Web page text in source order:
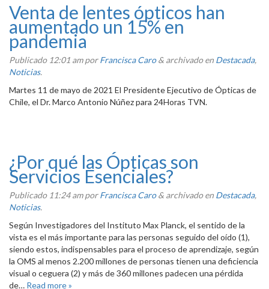
Venta de lentes ópticos han
aumentado un 15% en
pandemia
Publicado 12:01 amporFrancisca Caro & archivado en Destacada,
Noticias.
Martes 11 de mayo de 2021 El Presidente Ejecutivo de Ópticas de
Chile, el Dr. Marco Antonio Núñez para 24Horas TVN.
¿Por qué las Ópticas son
Servicios Esenciales?
Publicado 11:24 amporFrancisca Caro & archivado en Destacada,
Noticias.
Según Investigadores del Instituto Max Planck, el sentido de la
vista es el más importante para las personas seguido del oído (1),
siendo estos, indispensables para el proceso de aprendizaje, según
la OMS al menos 2.200 millones de personas tienen una deficiencia
visual o ceguera (2) y más de 360 millones padecen una pérdida
de… Read more »